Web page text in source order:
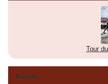
Tour
Kontakt